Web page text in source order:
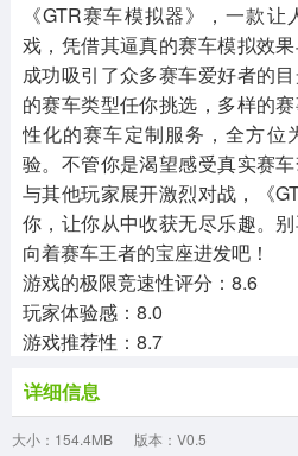
《GTR赛车模拟器》，一款
戏，凭借其逼真的赛车模拟效
成功吸引了众多赛车爱好者的
的赛车类型任你挑选，多样的
性化的赛车定制服务，全方位
验。不管你是渴望感受真实赛
与其他玩家展开激烈对战，《
你，让你从中收获无尽乐趣。
向着赛车王者的宝座进发吧！
游戏的极限竞速性评分：8.6
玩家体验感：8.0
游戏推荐性：8.7
详细信息
大小：154.4MB
版本：V0.5